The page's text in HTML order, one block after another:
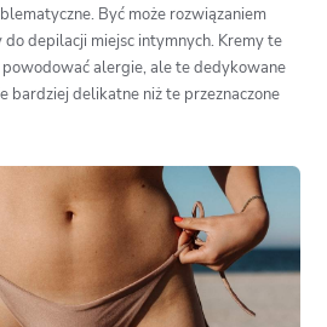
Być może rozwiązaniem
depilacji miejsc intymnych. Kremy te
alergie, ale te dedykowane
bardziej delikatne niż te przeznaczone